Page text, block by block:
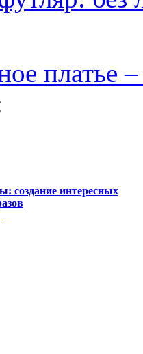
платье
создание интересных